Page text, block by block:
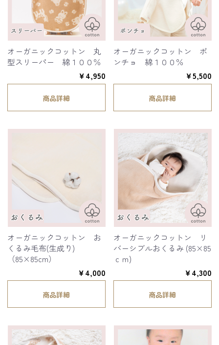
オーガニックコットン 丸
型スリーパー 綿１００％
￥4,950
商品詳細
オーガニックコットン ポ
ンチョ 綿１００％
￥5,500
商品詳細
オーガニックコットン お
くるみ毛布(生成り)
（85×85cm）
￥4,000
商品詳細
オーガニックコットン リ
バーシブルおくるみ (85×85
ｃｍ)
￥4,300
商品詳細